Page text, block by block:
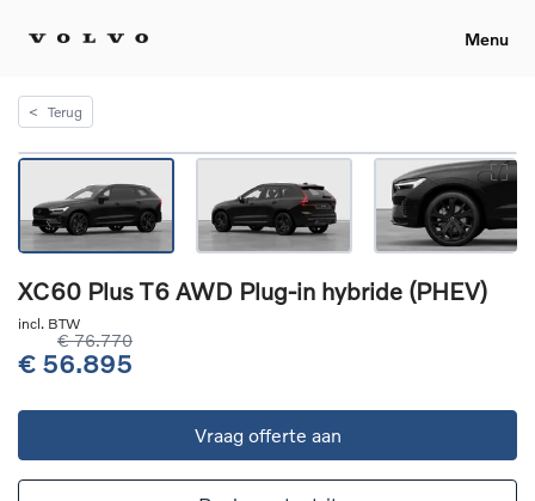
Menu
< Terug
XC60 Plus T6 AWD Plug-in hybride (PHEV)
incl. BTW
€ 76.770
€ 56.895
Vraag offerte aan